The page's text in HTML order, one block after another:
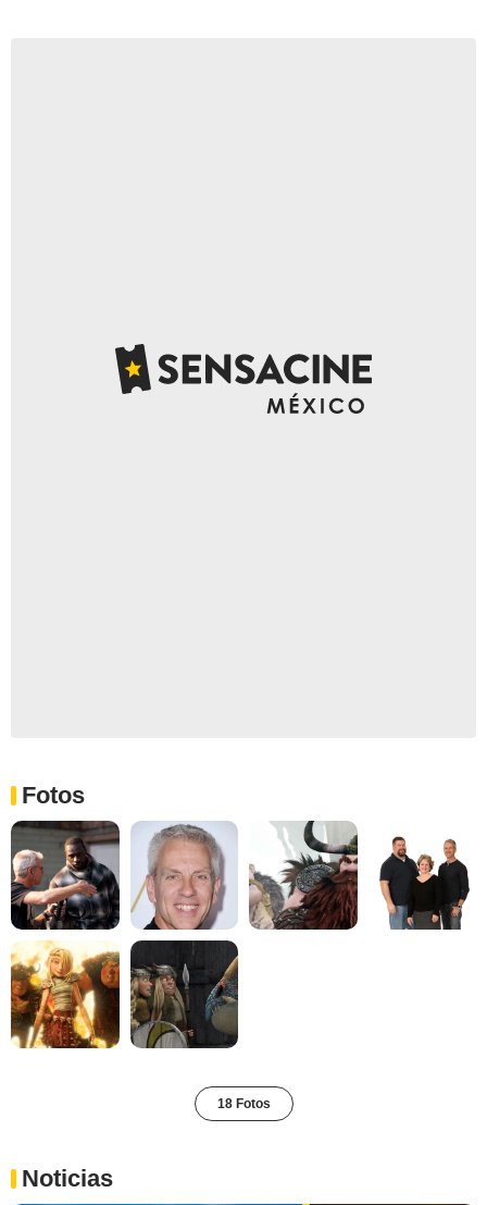
Fotos
18 Fotos
Noticias